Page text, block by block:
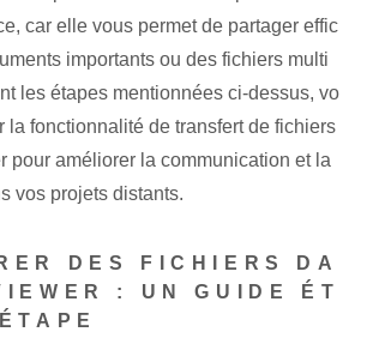
car elle vous permet de partager effic
importants ou des fichiers multi
les étapes mentionnées ci-dessus, vo
la fonctionnalité de transfert de fichiers
pour améliorer la communication et la
vos projets distants.
DES FICHIERS DA
: UN GUIDE ÉT